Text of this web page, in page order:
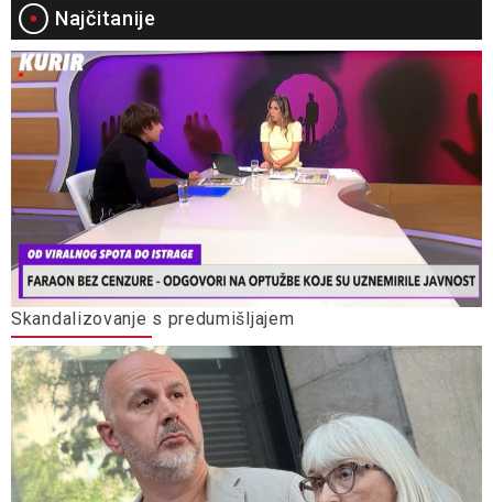
Najčitanije
Skandalizovanje s predumišljajem